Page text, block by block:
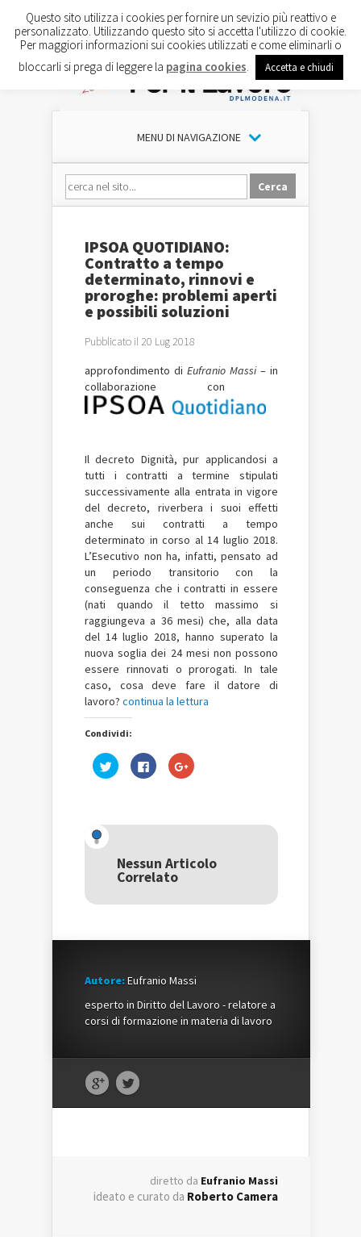
MENU DI NAVIGAZIONE
IPSOA QUOTIDIANO:
Contratto a tempo
determinato, rinnovi e
proroghe: problemi aperti
e possibili soluzioni
Pubblicato il 20 Lug 2018
approfondimento di Eufranio Massi– in
collaborazione con
Il decreto Dignità, pur applicandosi a
tutti i contratti a termine stipulati
successivamente alla entrata in vigore
del decreto, riverbera i suoi effetti
anche sui contratti a tempo
determinato in corso al 14 luglio 2018.
L’Esecutivo non ha, infatti, pensato ad
un periodo transitorio con la
conseguenza che i contratti in essere
(nati quando il tetto massimo si
raggiungeva a 36 mesi) che, alla data
del 14 luglio 2018, hanno superato la
nuova soglia dei 24 mesi non possono
essere rinnovati o prorogati. In tale
caso, cosa deve fare il datore di
lavoro? continua la lettura
Condividi:
Fai
clic
una
nuova
finestra)
Fai
clic
nuova
finestra)
Fai
clic
una
nuova
Nessun Articolo
Correlato
Autore:Eufranio Massi
esperto in Diritto del Lavoro - relatore a
corsi di formazione in materia di lavoro
diretto da Eufranio Massi
ideato e curato da Roberto Camera
Questo sito utilizza i cookies per fornire un sevizio più reattivo e
personalizzato. Utilizzando questo sito si accetta l'utilizzo di cookie.
Per maggiori informazioni sui cookies utilizzati e come eliminarli o
bloccarli si prega di leggere la pagina cookies Accetta e chiudi